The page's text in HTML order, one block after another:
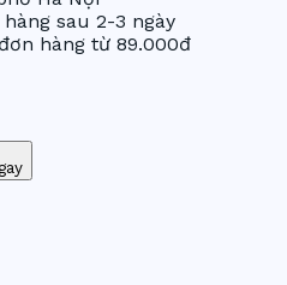
sau 2-3 ngày
hàng từ 89.000đ